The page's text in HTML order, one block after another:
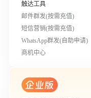
触达工具
邮件群发(按需充值)
短信营销(按需充值)
WhatsApp群发(自助申请)
商机中心